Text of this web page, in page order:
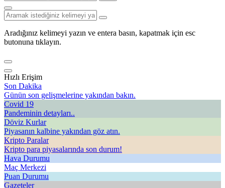
Aradığınız kelimeyi yazın ve entera basın, kapatmak için esc
butonuna tıklayın.
Hızlı Erişim
Son Dakika
Günün son gelişmelerine yakından bakın.
Covid 19
Pandeminin detayları..
Döviz Kurlar
Piyasanın kalbine yakından göz atın.
Kripto Paralar
Kripto para piyasalarında son durum!
Hava Durumu
Maç Merkezi
Puan Durumu
Gazeteler